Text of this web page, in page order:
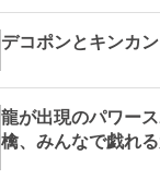
デコポンとキンカ
龍が出現のパワー
檎、みんなで戯れ